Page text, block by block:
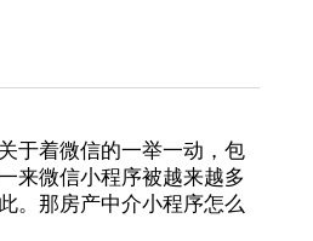
于着微信的一举一动，包
来微信小程序被越来越多
。那房产中介小程序怎么